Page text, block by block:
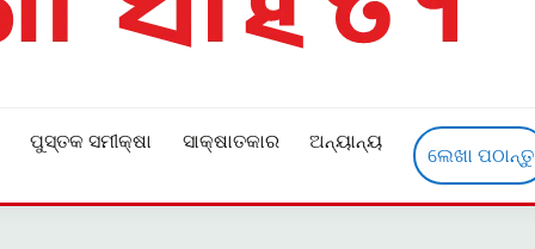
ପୁସ୍ତକ ସମୀକ୍ଷା ସାକ୍ଷାତକାର ଅନ୍ୟାନ୍ୟ
ଲେଖା ପଠାନ୍ତୁ